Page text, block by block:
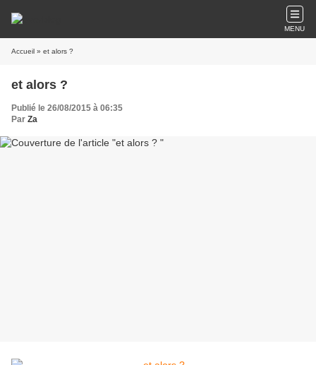
MENU
Accueil » et alors ?
et alors ?
Publié le 26/08/2015 à 06:35
Par Za